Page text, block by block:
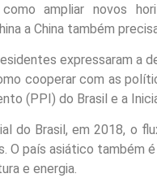
ampliar novos
a China também
expressaram a
cooperar com as
(PPI) do Brasil e a
do Brasil, em 2018, o
O país asiático também
e energia.